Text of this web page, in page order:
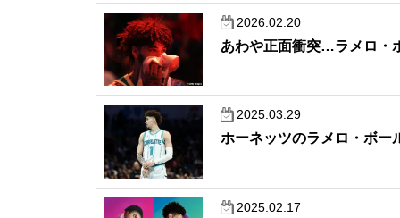
2026.02.20
あわや正面衝突…ラメロ・
2025.03.29
ホーネッツのラメロ・ボー
2025.02.17